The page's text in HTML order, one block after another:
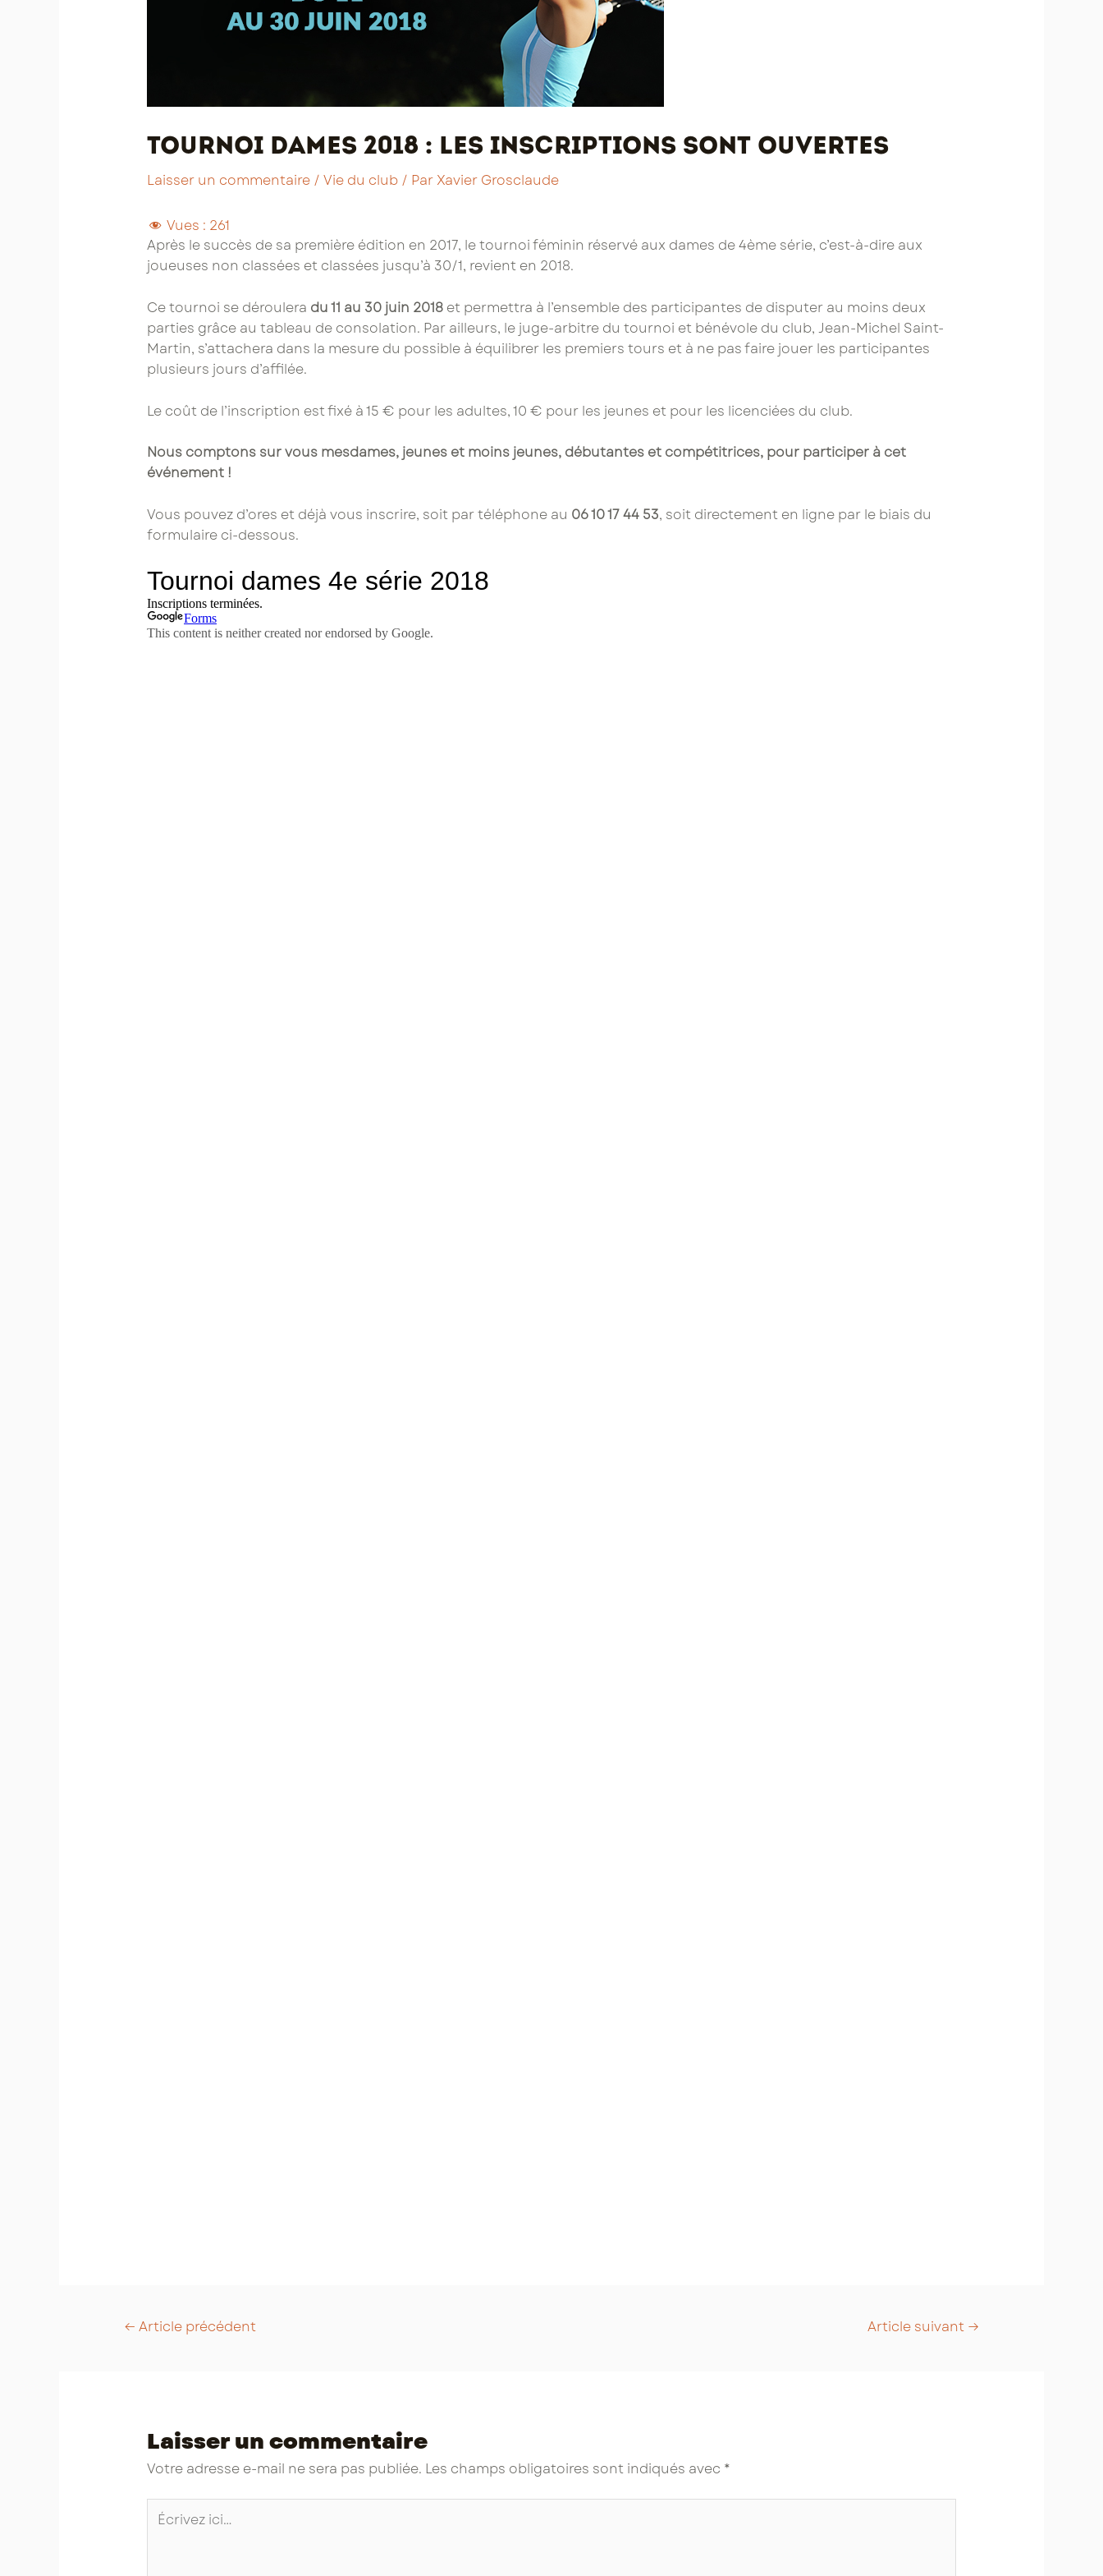
Tournoi dames 2018 : les inscriptions sont ouvertes
Laisser un commentaire / Vie du club/ Par Xavier Grosclaude
Vues : 261
Après le succès de sa première édition en 2017, le tournoi féminin réservé aux dames de 4ème série, c’est-à-dire aux
joueuses non classées et classées jusqu’à 30/1, revient en 2018.
Ce tournoi se déroulera du 11 au 30 juin 2018et permettra à l’ensemble des participantes de disputer au moins deux
parties grâce au tableau de consolation. Par ailleurs, le juge-arbitre du tournoi et bénévole du club, Jean-Michel Saint-
Martin, s’attachera dans la mesure du possible à équilibrer les premiers tours et à ne pas faire jouer les participantes
plusieurs jours d’affilée.
Le coût de l’inscription est fixé à 15 € pour les adultes, 10 € pour les jeunes et pour les licenciées du club.
Nous comptons sur vous mesdames, jeunes et moins jeunes, débutantes et compétitrices, pour participer à cet
événement !
Vous pouvez d’ores et déjà vous inscrire, soit par téléphone au 06 10 17 44 53, soit directement en ligne par le biais du
formulaire ci-dessous.
Post← Article précédent Article suivant →
Laisser un commentaire
Votre adresse e-mail ne sera pas publiée. Les champs obligatoires sont indiqués avec *
Écrivez
ici…